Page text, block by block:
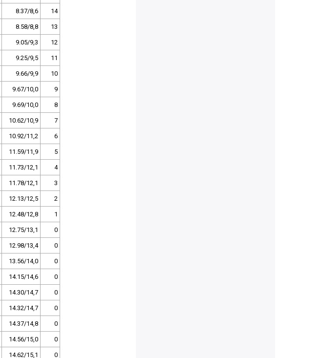
8.37/8,6 14
8.58/8,8 13
9.05/9,3 12
9.25/9,5 11
9.66/9,9 10
9.67/10,0 9
9.69/10,0 8
10.62/10,9 7
10.92/11,2 6
11.59/11,9 5
11.73/12,1 4
11.78/12,1 3
12.13/12,5 2
12.48/12,8 1
12.75/13,1 0
12.98/13,4 0
13.56/14,0 0
14.15/14,6 0
14.30/14,7 0
14.32/14,7 0
14.37/14,8 0
14.56/15,0 0
14.62/15,1 0